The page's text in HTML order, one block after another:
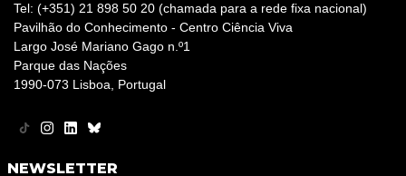
Tel: (+351) 21 898 50 20 (chamada para a rede fixa nacional)
Pavilhão do Conhecimento - Centro Ciência Viva
Largo José Mariano Gago n.º1
Parque das Nações
1990-073 Lisboa, Portugal
NEWSLETTER